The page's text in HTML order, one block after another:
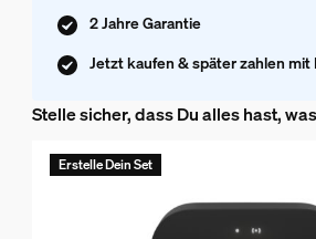
2 Jahre Garantie
Jetzt kaufen & später zahlen mit
Stelle sicher, dass Du alles hast,
Erstelle Dein Set